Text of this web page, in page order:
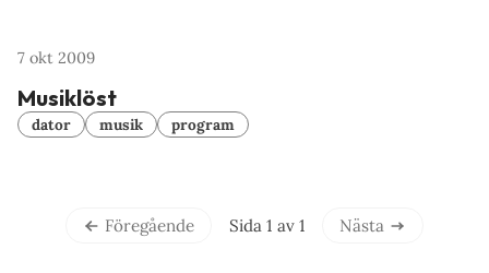
7 okt 2009
Musiklöst
dator musik program
Föregående Sida 1 av 1 Nästa